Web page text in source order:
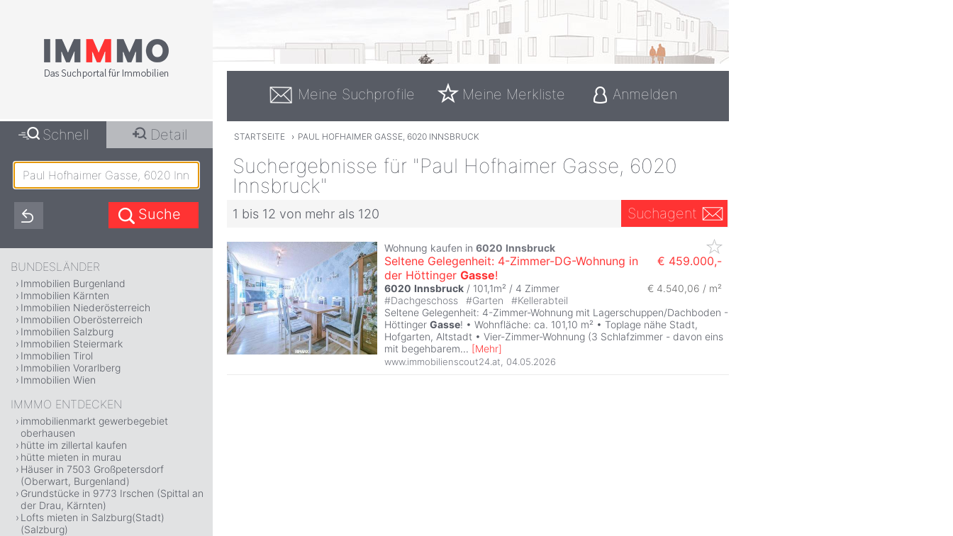
Meine Suchprofile Meine Merkliste Anmelden
STARTSEITE › PAUL HOFHAIMER GASSE, 6020 INNSBRUCK
Suchergebnisse für "Paul Hofhaimer Gasse, 6020
Innsbruck"
1 bis 12 von mehr als 120 Suchagent
Wohnung kaufen in 6020 Innsbruck
Seltene Gelegenheit: 4-Zimmer-DG-Wohnung in
der Höttinger Gasse!
€ 459.000,-
6020 Innsbruck / 101,1m² / 4 Zimmer
€ 4.540,06 / m²
#Dachgeschoss #Garten #Kellerabteil
Seltene Gelegenheit: 4-Zimmer-Wohnung mit Lagerschuppen/Dachboden -
Höttinger Gasse! • Wohnfläche: ca. 101,10 m² • Toplage nähe Stadt,
Hofgarten, Altstadt • Vier-Zimmer-Wohnung (3 Schlafzimmer - davon eins
mit begehbarem... [Mehr]
www.immobilienscout24.at 04.05.2026
Schnell Detail
BUNDESLÄNDER
Immobilien Burgenland
Immobilien Kärnten
Immobilien Niederösterreich
Immobilien Oberösterreich
Immobilien Salzburg
Immobilien Steiermark
Immobilien Tirol
Immobilien Vorarlberg
Immobilien Wien
IMMMO ENTDECKEN
immobilienmarkt gewerbegebiet
oberhausen
hütte im zillertal kaufen
hütte mieten in murau
Häuser in 7503 Großpetersdorf
(Oberwart, Burgenland)
Grundstücke in 9773 Irschen (Spittal an
der Drau, Kärnten)
Lofts mieten in Salzburg(Stadt)
(Salzburg)